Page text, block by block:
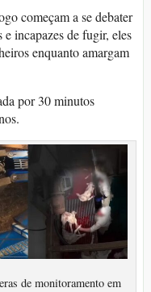
começam a se debater
e incapazes de fugir, eles
enquanto amargam
por 30 minutos
de monitoramento em